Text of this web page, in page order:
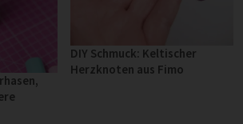
DIY Schmuck: Keltischer
Herzknoten aus Fimo